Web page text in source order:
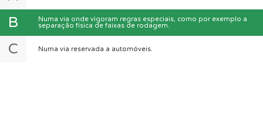
B
Numa via onde vigoram regras especiais, como por exemplo a
separação física de faixas de rodagem.
C Numa via reservada a automóveis.